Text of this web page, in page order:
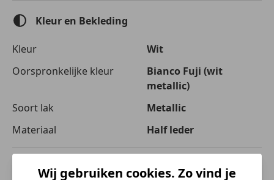
Automatische klimaatregeling
Elektrische ramen
Lederen stuurwiel
Entertainment en Media
Bluetooth
Kleur en Bekleding
Kleur
Wit
Oorspronkelijke kleur
Bianco Fuji (wit
metallic)
Soort lak
Metallic
Materiaal
Half leder
Beschrijving
Wij gebruiken cookies. Zo vind je